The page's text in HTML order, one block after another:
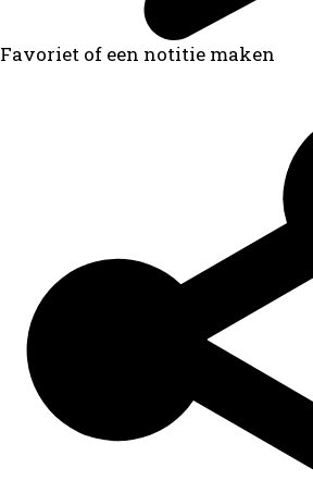
Favoriet of een notitie maken